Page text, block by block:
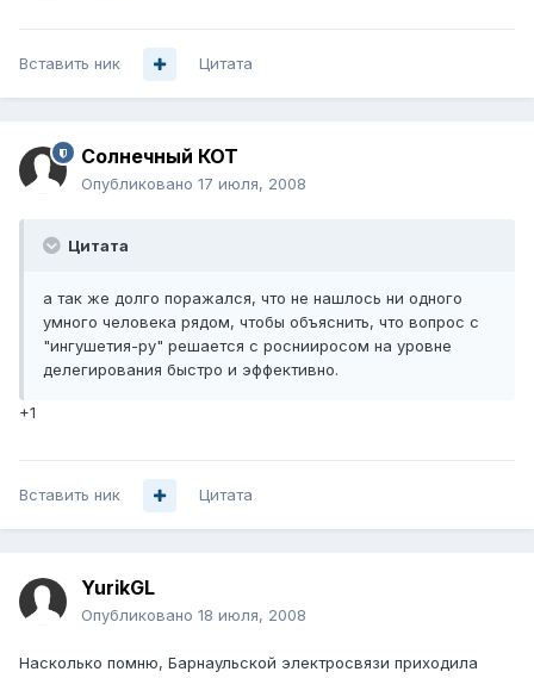
Вставить ник Цитата
Солнечный КОТ
Опубликовано 17 июля, 2008
Цитата
а так же долго поражался, что не нашлось ни одного
умного человека рядом, чтобы объяснить, что вопрос с
"ингушетия-ру" решается с роснииросом на уровне
делегирования быстро и эффективно.
+1
Вставить ник Цитата
YurikGL
Опубликовано 18 июля, 2008
Насколько помню, Барнаульской электросвязи приходила